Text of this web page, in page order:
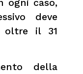
ogni caso,
deve
oltre il 31
della